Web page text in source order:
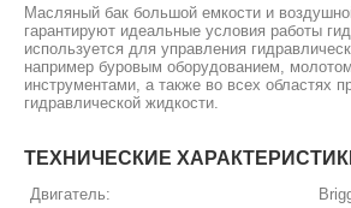
Масляный бак большой емкости и
гарантируют идеальные условия работы
используется для управления
например буровым оборудованием,
инструментами, а также во всех областях
гидравлической жидкости.
ТЕХНИЧЕСКИЕ
Двигатель: